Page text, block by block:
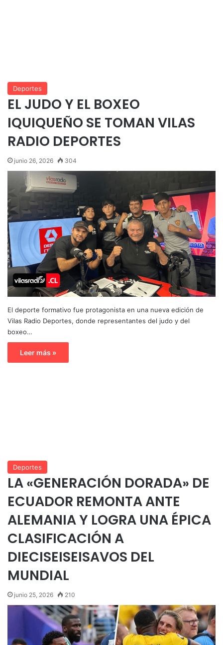
Deportes
EL JUDO Y EL BOXEO
IQUIQUEÑO SE TOMAN VILAS
RADIO DEPORTES
junio 26, 2026 304
El deporte formativo fue protagonista en una nueva edición de
Vilas Radio Deportes, donde representantes del judo y del
boxeo…
Leer más »
Deportes
LA «GENERACIÓN DORADA» DE
ECUADOR REMONTA ANTE
ALEMANIA Y LOGRA UNA ÉPICA
CLASIFICACIÓN A
DIECISEISEISAVOS DEL
MUNDIAL
junio 25, 2026 210